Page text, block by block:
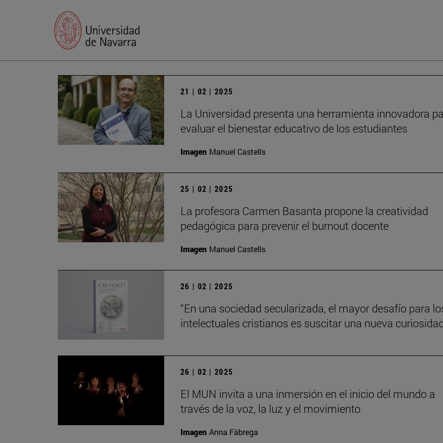
21 | 02 | 2025
La Universidad presenta una herramienta innovadora
evaluar el bienestar educativo de los estudiantes
Imagen Manuel Castells
25 | 02 | 2025
La profesora Carmen Basanta propone la creatividad
pedagógica para prevenir el burnout docente
Imagen Manuel Castells
26 | 02 | 2025
“En una sociedad secularizada, el mayor desafío para
intelectuales cristianos es suscitar una nueva
26 | 02 | 2025
El MUN invita a una inmersión en el inicio del mundo a
través de la voz, la luz y el movimiento
Imagen Anna Fàbrega